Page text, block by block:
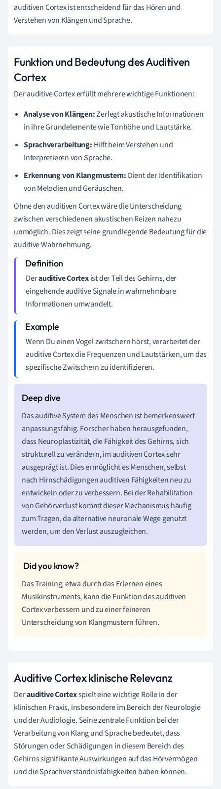
auditiven Cortex ist entscheidend für das Hören und
Verstehen von Klängen und Sprache.
Funktion und Bedeutung des Auditiven
Cortex
Der auditive Cortex erfüllt mehrere wichtige Funktionen:
Analyse von Klängen:Zerlegt akustische Informationen
in ihre Grundelemente wie Tonhöhe und Lautstärke.
Sprachverarbeitung: Hilft beim Verstehen und
Interpretieren von Sprache.
Erkennung von Klangmustern: Dient der Identifikation
von Melodien und Geräuschen.
Ohne den auditiven Cortex wäre die Unterscheidung
zwischen verschiedenen akustischen Reizen nahezu
unmöglich. Dies zeigt seine grundlegende Bedeutung für die
auditive Wahrnehmung.
Derauditive Cortexist der Teil des Gehirns, der
eingehende auditive Signale in wahrnehmbare
Informationen umwandelt.
Wenn Du einen Vogel zwitschern hörst, verarbeitet der
auditive Cortex die Frequenzen und Lautstärken, um das
spezifische Zwitschern zu identifizieren.
Das auditive System des Menschen ist bemerkenswert
anpassungsfähig. Forscher haben herausgefunden,
dass Neuroplastizität, die Fähigkeit des Gehirns, sich
strukturell zu verändern, im auditiven Cortex sehr
ausgeprägt ist. Dies ermöglicht es Menschen, selbst
nach Hirnschädigungen auditiven Fähigkeiten neu zu
entwickeln oder zu verbessern. Bei der Rehabilitation
von Gehörverlust kommt dieser Mechanismus häufig
zum Tragen, da alternative neuronale Wege genutzt
werden, um den Verlust auszugleichen.
Das Training, etwa durch das Erlernen eines
Musikinstruments, kann die Funktion des auditiven
Cortex verbessern und zu einer feineren
Unterscheidung von Klangmustern führen.
Auditive Cortex klinische Relevanz
Derauditive Cortexspielt eine wichtige Rolle in der
klinischen Praxis, insbesondere im Bereich der Neurologie
und der Audiologie. Seine zentrale Funktion bei der
Verarbeitung von Klang und Sprache bedeutet, dass
Störungen oder Schädigungen in diesem Bereich des
Gehirns signifikante Auswirkungen auf das Hörvermögen
und die Sprachverständnisfähigkeiten haben können.